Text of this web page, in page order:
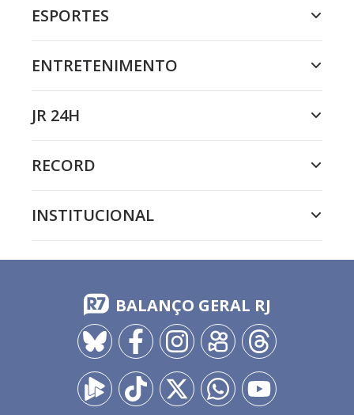
ESPORTES
ENTRETENIMENTO
JR 24H
RECORD
INSTITUCIONAL
BALANÇO GERAL RJ